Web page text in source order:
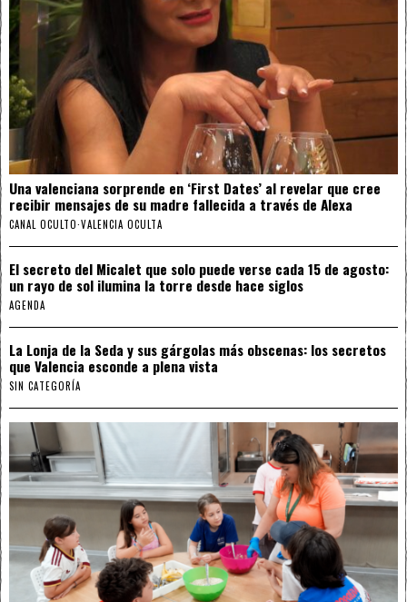
Una valenciana sorprende en ‘First Dates’ al revelar que cree
recibir mensajes de su madre fallecida a través de Alexa
CANAL OCULTO·VALENCIA OCULTA
El secreto del Micalet que solo puede verse cada 15 de agosto:
un rayo de sol ilumina la torre desde hace siglos
AGENDA
La Lonja de la Seda y sus gárgolas más obscenas: los secretos
que Valencia esconde a plena vista
SIN CATEGORÍA